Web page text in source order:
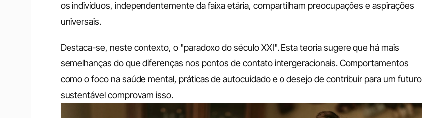
os indivíduos, independentemente da faixa etária, compartilham preocupações e aspirações
universais.
Destaca-se, neste contexto, o "paradoxo do século XXI". Esta teoria sugere que há mais
semelhanças do que diferenças nos pontos de contato intergeracionais. Comportamentos
como o foco na saúde mental, práticas de autocuidado e o desejo de contribuir para um futuro
sustentável comprovam isso.